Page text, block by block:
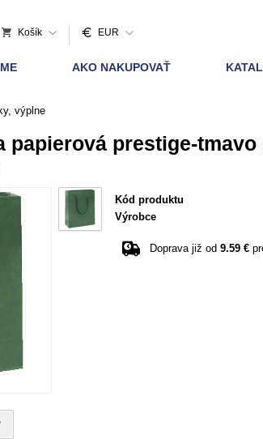
Košík EUR
AKO NAKUPOVAŤ
výplne
papierová prestige-
Kód produktu
Výrobce
Doprava již od9.59 €